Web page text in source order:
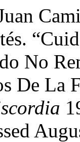
No
De La